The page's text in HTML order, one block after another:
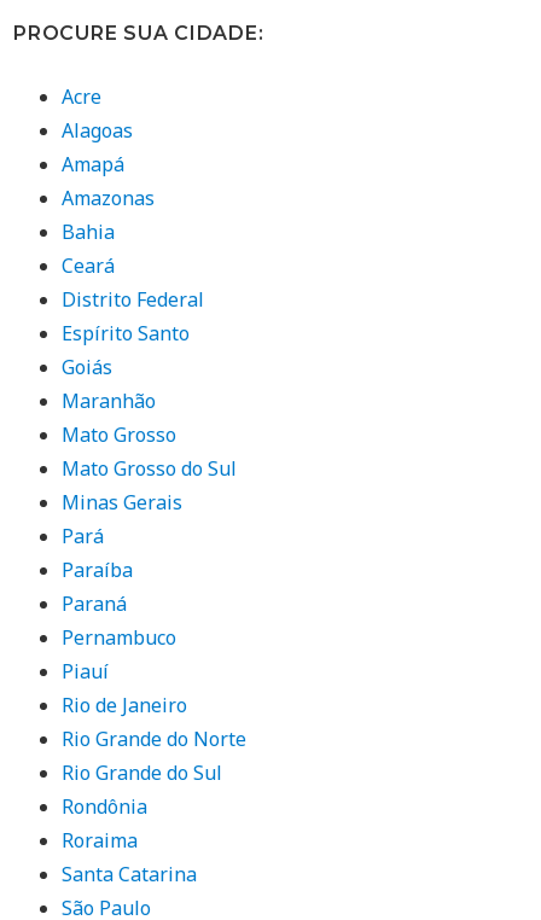
PROCURE SUA CIDADE:
Acre
Alagoas
Amapá
Amazonas
Bahia
Ceará
Distrito Federal
Espírito Santo
Goiás
Maranhão
Mato Grosso
Mato Grosso do Sul
Minas Gerais
Pará
Paraíba
Paraná
Pernambuco
Piauí
Rio de Janeiro
Rio Grande do Norte
Rio Grande do Sul
Rondônia
Roraima
Santa Catarina
São Paulo